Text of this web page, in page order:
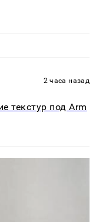
2 часа назад
текстур под Arm